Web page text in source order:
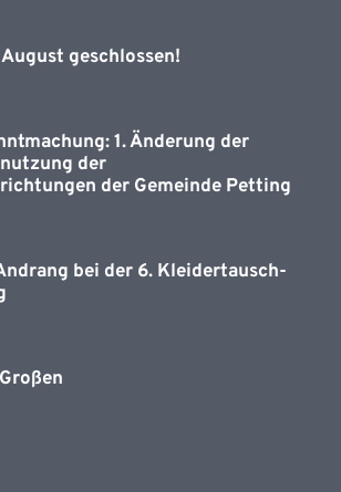
geschlossen!
1. Änderung der
der
der Gemeinde Petting
bei der 6. Kleidertausch-